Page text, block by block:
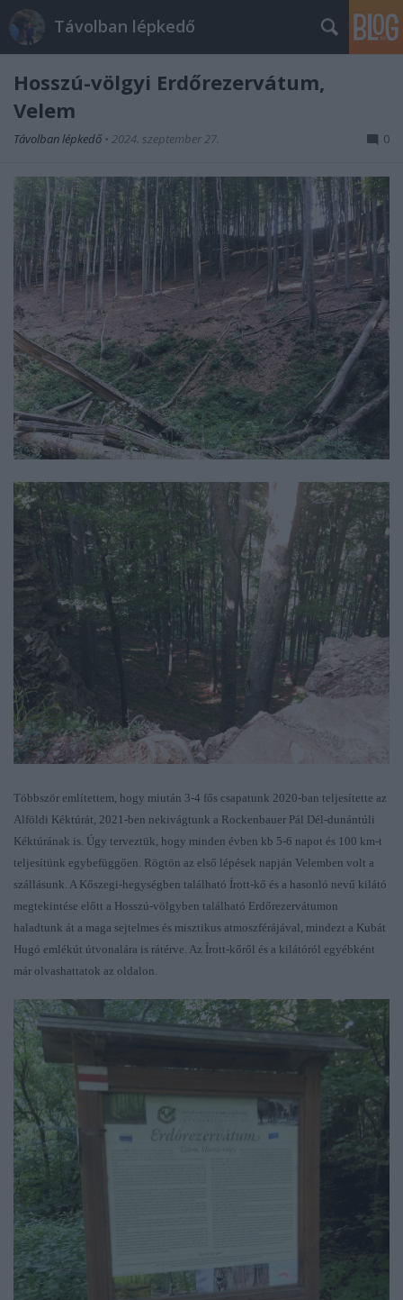
Távolban lépkedő
Hosszú-völgyi Erdőrezervátum,
Velem
Távolban lépkedő • 2024. szeptember 27. 0
Többször említettem, hogy miután 3-4 fős csapatunk 2020-ban teljesítette az
Alföldi Kéktúrát, 2021-ben nekivágtunk a Rockenbauer Pál Dél-dunántúli
Kéktúrának is. Úgy terveztük, hogy minden évben kb 5-6 napot és 100 km-t
teljesítünk egybefüggően. Rögtön az első lépések napján Velemben volt a
szállásunk. AKőszegi-hegységben található Írott-kő és a hasonló nevű kilátó
megtekintése előtt a Hosszú-völgyben található Erdőrezervátumon
haladtunk át a maga sejtelmes és misztikus atmoszférájával, mindezt a Kubát
Hugó emlékút útvonalára is rátérve. Az Írott-kőről és a kilátóról egyébként
már olvashattatok az oldalon.